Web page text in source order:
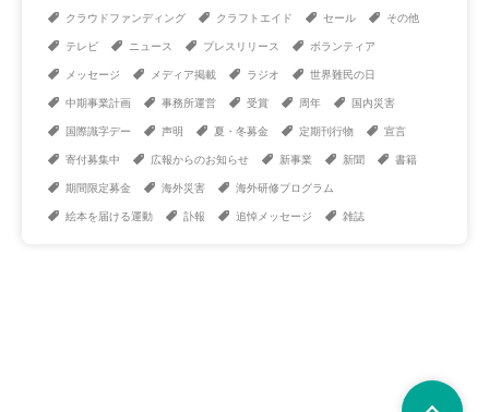
クラウドファンディング クラフトエイド セール その他
テレビ ニュース プレスリリース ボランティア
メッセージ メディア掲載 ラジオ 世界難民の日
中期事業計画 事務所運営 受賞 周年 国内災害
国際識字デー 声明 夏・冬募金 定期刊行物 宣言
寄付募集中 広報からのお知らせ 新事業 新聞 書籍
期間限定募金 海外災害 海外研修プログラム
絵本を届ける運動 訃報 追悼メッセージ 雑誌